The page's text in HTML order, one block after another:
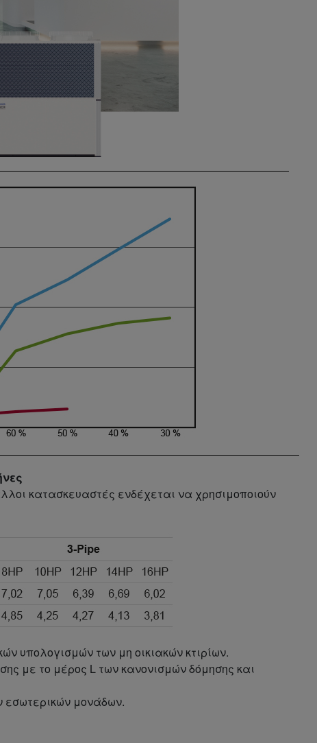
κατασκευαστές ενδέχεται να χρησιμοποιούν
υπολογισμών των μη οικιακών κτιρίων.
με το μέρος L των κανονισμών δόμησης και
εσωτερικών μονάδων.